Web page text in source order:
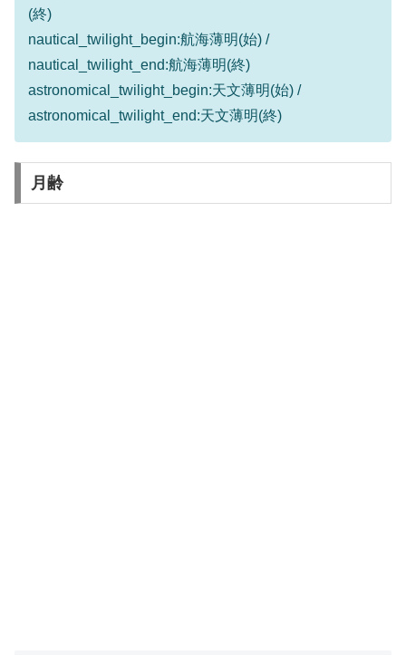
(終)
nautical_twilight_begin:航海薄明(始) /
nautical_twilight_end:航海薄明(終)
astronomical_twilight_begin:天文薄明(始) /
astronomical_twilight_end:天文薄明(終)
月齢